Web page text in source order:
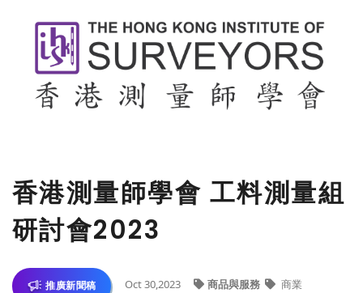
刊登
香港測量師學會 工料測量組
研討會2023
推廣新聞稿 Oct 30,2023 商品與服務 商業